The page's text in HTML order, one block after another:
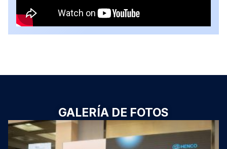
GALERÍA DE FOTOS